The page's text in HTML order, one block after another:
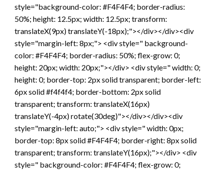
style="background-color: #F4F4F4; border-radius:
50%; height: 12.5px; width: 12.5px; transform:
translateX(9px) translateY(-18px);"></div></div><div
style="margin-left: 8px;"> <div style=" background-
color: #F4F4F4; border-radius: 50%; flex-grow: 0;
height: 20px; width: 20px;"></div> <div style=" width: 0;
height: 0; border-top: 2px solid transparent; border-left:
6px solid #f4f4f4; border-bottom: 2px solid
transparent; transform: translateX(16px)
translateY(-4px) rotate(30deg)"></div></div><div
style="margin-left: auto;"> <div style=" width: 0px;
border-top: 8px solid #F4F4F4; border-right: 8px solid
transparent; transform: translateY(16px);"></div> <div
style=" background-color: #F4F4F4; flex-grow: 0;